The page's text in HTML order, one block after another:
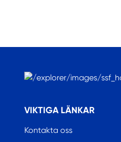
VIKTIGA LÄNKAR
Kontakta oss